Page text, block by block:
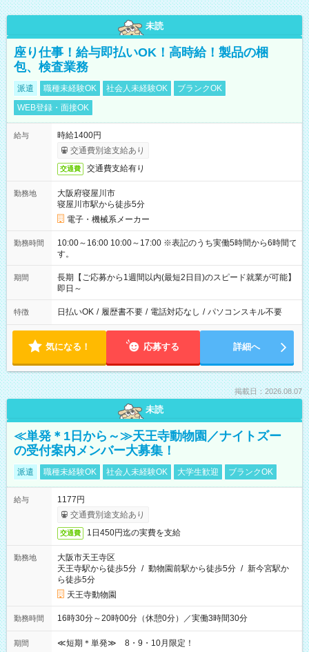
未読
座り仕事！給与即払いOK！高時給！製品の梱
包、検査業務
派遣 職種未経験OK 社会人未経験OK
ブランクOK
WEB登録・面接OK
給与
時給1400円
交通費別途支給あり
交通費 交通費支給有り
勤務地
大阪府寝屋川市
寝屋川市駅から徒歩5分
電子・機械系メーカー
勤務時間
10:00～16:00 10:00～17:00 ※表記のうち実働5時間から6時間で
す。
期間
長期【ご応募から1週間以内(最短2日目)のスピード就業が可能】
即日～
特徴 日払いOK / 履歴書不要 / 電話対応なし / パソコンスキル不要
気になる！ 応募する 詳細へ
掲載日：2026.08.07
未読
≪単発＊1日から～≫天王寺動物園／ナイトズー
の受付案内メンバー大募集！
派遣 職種未経験OK 社会人未経験OK 大学生歓迎 ブランクOK
給与
1177円
交通費別途支給あり
交通費 1日450円迄の実費を支給
勤務地
大阪市天王寺区
天王寺駅から徒歩5分 / 動物園前駅から徒歩5分 / 新今宮駅か
ら徒歩5分
天王寺動物園
勤務時間 16時30分～20時00分（休憩0分）／実働3時間30分
期間 ≪短期＊単発≫ 8・9・10月限定！